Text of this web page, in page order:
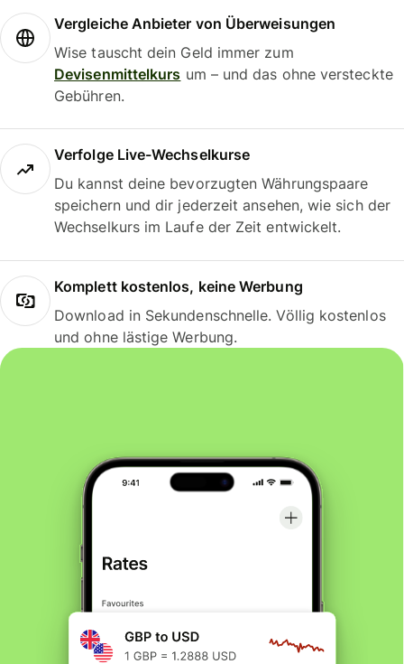
Vergleiche Anbieter von Überweisungen
Wise tauscht dein Geld immer zum
Devisenmittelkurs um – und das ohne versteckte
Gebühren.
Verfolge Live-Wechselkurse
Du kannst deine bevorzugten Währungspaare
speichern und dir jederzeit ansehen, wie sich der
Wechselkurs im Laufe der Zeit entwickelt.
Komplett kostenlos, keine Werbung
Download in Sekundenschnelle. Völlig kostenlos
und ohne lästige Werbung.